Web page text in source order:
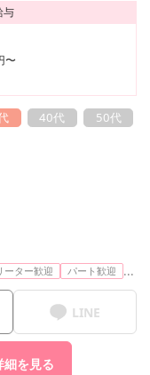
与
〜
40代
50代
ーター歓迎 パート歓迎 ...
LINE
細を見る